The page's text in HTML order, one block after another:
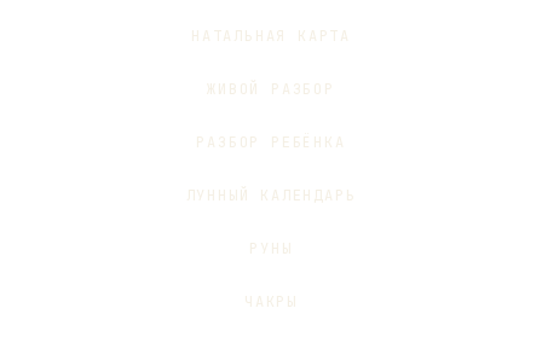
НАТАЛЬНАЯ КАРТА
ЖИВОЙ РАЗБОР
РАЗБОР РЕБЁНКА
ЛУННЫЙ КАЛЕНДАРЬ
РУНЫ
ЧАКРЫ